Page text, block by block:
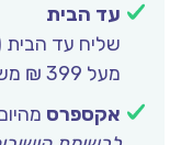
עד הבית
מעל 399 ₪ משלוח חינם.
אקספרס מהיום